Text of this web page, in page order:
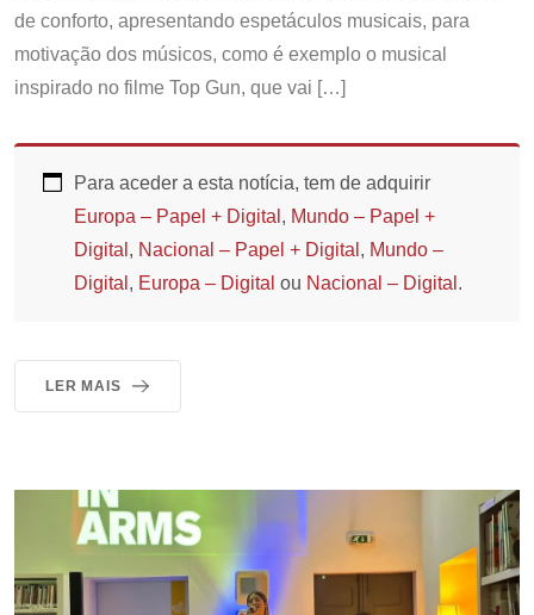
de conforto, apresentando espetáculos musicais, para
motivação dos músicos, como é exemplo o musical
inspirado no filme Top Gun, que vai […]
Para aceder a esta notícia, tem de adquirir
Europa – Papel + Digital , Mundo – Papel +
Digital , Nacional – Papel + Digital , Mundo –
Digital , Europa – Digital ou Nacional – Digital .
LER MAIS